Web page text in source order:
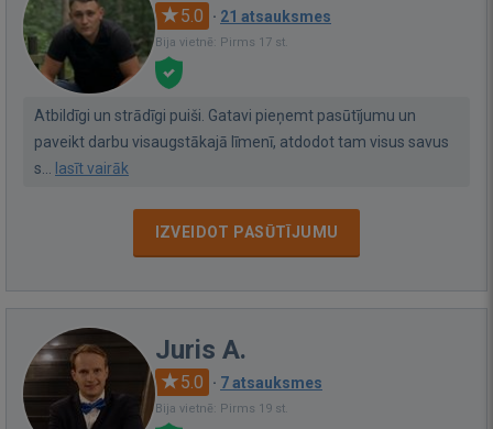
5.0 · 21 atsauksmes
Bija vietnē: Pirms 17 st.
Atbildīgi un strādīgi puiši. Gatavi pieņemt pasūtījumu un
paveikt darbu visaugstākajā līmenī, atdodot tam visus savus
s... lasīt vairāk
IZVEIDOT PASŪTĪJUMU
Juris A.
5.0 · 7 atsauksmes
Bija vietnē: Pirms 19 st.